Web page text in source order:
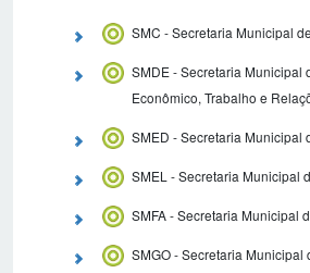
SMC - Secretaria Municipal
SMDE - Secretaria Municipal
Econômico, Trabalho e
SMED - Secretaria Municipal
SMEL - Secretaria Municipal
SMFA - Secretaria Municipal
SMGO - Secretaria Municipal